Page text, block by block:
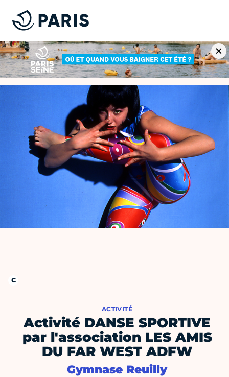
ACTIVITÉ
Activité DANSE SPORTIVE
par l'association LES AMIS
DU FAR WEST ADFW
Gymnase Reuilly